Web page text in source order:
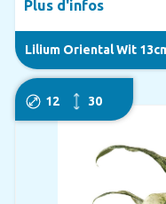
Lilium Oriental Wit
Plus d'infos
12 30